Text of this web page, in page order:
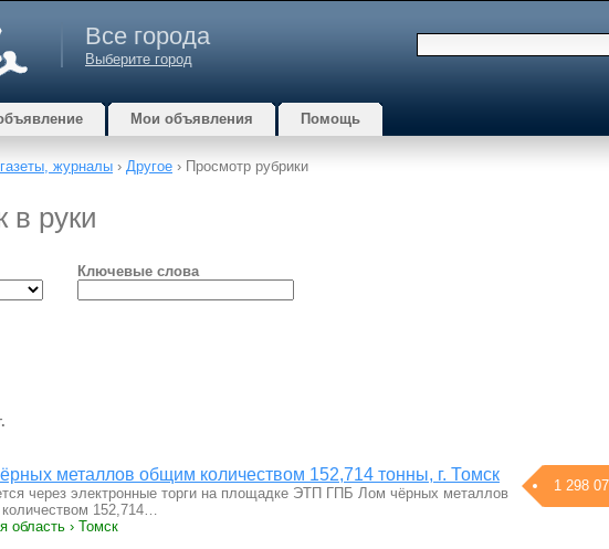
Все города
Выберите город
Мои объявления Помощь
журналы › Другое › Просмотр рубрики
в руки
Ключевые слова
металлов общим количеством 152,714 тонны, г. Томск
1 298
через электронные торги на площадке ЭТП ГПБ Лом чёрных металлов
152,714…
область › Томск